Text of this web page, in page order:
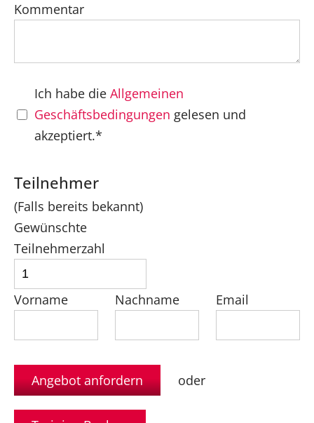
Kommentar
Ich habe die Allgemeinen
Geschäftsbedingungen gelesen und
akzeptiert.*
Teilnehmer
(Falls bereits bekannt)
Gewünschte
Teilnehmerzahl
Vorname Nachname Email
oder